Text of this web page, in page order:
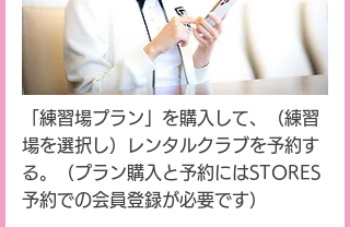
「練習場プラン」を購入して、（練習
場を選択し）レンタルクラブを予約す
る。（プラン購入と予約にはSTORES
予約での会員登録が必要です）